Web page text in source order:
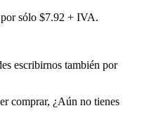
sólo $7.92 + IVA.
escribirnos también por
comprar, ¿Aún no tienes